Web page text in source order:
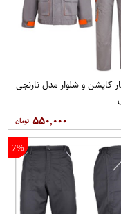
کاپشن و شلوار مدل نارنجی
۵۵۰,۰۰۰
7%